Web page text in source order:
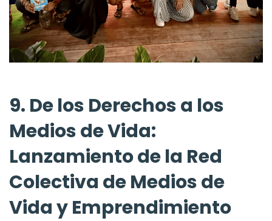
9. De los Derechos a los
Medios de Vida:
Lanzamiento de la Red
Colectiva de Medios de
Vida y Emprendimiento